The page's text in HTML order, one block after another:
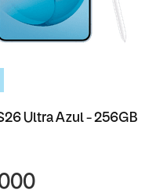
Ultra Azul - 256GB